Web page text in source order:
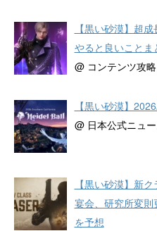
【黒い砂漠】超
やると良いことま
@ コンテンツ攻略
【黒い砂漠】
@ 日本公式ニュ
【黒い砂漠】新
宴会、研究所変
を予想